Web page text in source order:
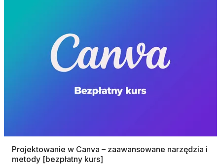
Projektowanie w Canva – zaawansowane narzędzia i
metody [bezpłatny kurs]